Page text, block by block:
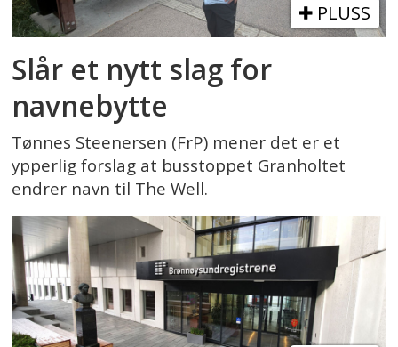
PLUSS
Slår et nytt slag for
navnebytte
Tønnes Steenersen (FrP) mener det er et
ypperlig forslag at busstoppet Granholtet
endrer navn til The Well.